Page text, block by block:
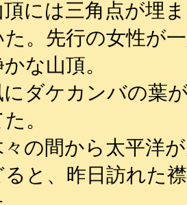
には三角点が埋
た。先行の女性が
な山頂。
ダケカンバの葉
。
の間から太平洋
ると、昨日訪れた